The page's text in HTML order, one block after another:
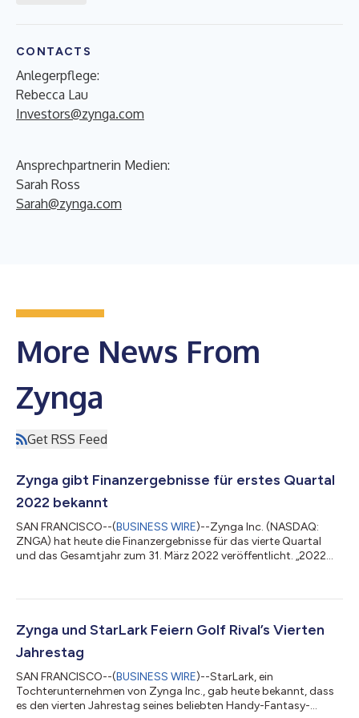
CONTACTS
Anlegerpflege:
Rebecca Lau
Investors@zynga.com
Ansprechpartnerin Medien:
Sarah Ross
Sarah@zynga.com
More News From
Zynga
Get RSS Feed
Zynga gibt Finanzergebnisse für erstes Quartal
2022 bekannt
SAN FRANCISCO--(BUSINESS WIRE)--Zynga Inc. (NASDAQ:
ZNGA) hat heute die Finanzergebnisse für das vierte Quartal
und das Gesamtjahr zum 31. März 2022 veröffentlicht. „2022
Buchungen aller Zeiten in der Werbung, angeleitet von unserem
Zynga. „Wir festigen mit der weiteren Umsetzung unserer
mehrjährigen Wachstumsstrategie in al...
Zynga und StarLark Feiern Golf Rival’s Vierten
Jahrestag
SAN FRANCISCO--(BUSINESS WIRE)--StarLark, ein
Tochterunternehmen von Zynga Inc., gab heute bekannt, dass
es den vierten Jahrestag seines beliebten Handy-Fantasy-